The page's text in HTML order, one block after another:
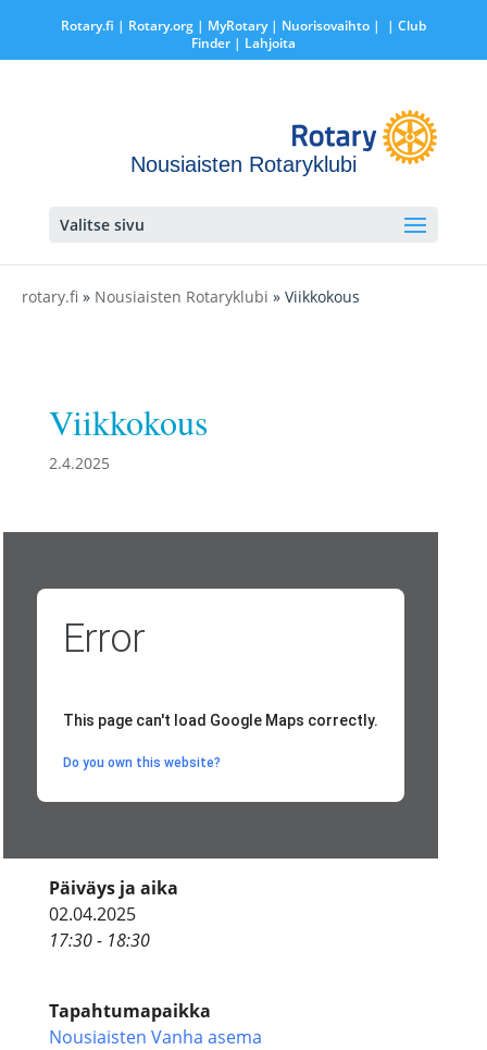
Rotary.fi | Rotary.org| MyRotary | Nuorisovaihto|
| Club
Finder| Lahjoita
Nousiaisten Rotaryklubi
Valitse sivu
rotary.fi » Nousiaisten Rotaryklubi » Viikkokous
Viikkokous
2.4.2025
Error
This page can't load Google Maps correctly.
Do you own this website?
Päiväys ja aika
02.04.2025
17:30 - 18:30
Tapahtumapaikka
Nousiaisten Vanha asema